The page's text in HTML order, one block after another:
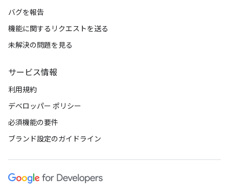
バグを報告
機能に関するリクエストを送る
未解決の問題を見る
サービス情報
利用規約
デベロッパー ポリシー
必須機能の要件
ブランド設定のガイドライン